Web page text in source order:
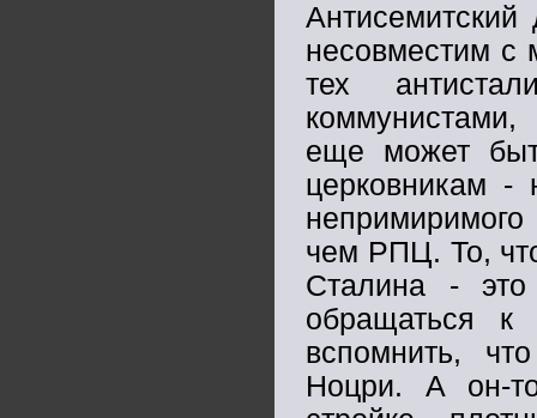
несовместим с
тех
еще может
церковникам -
непримиримого
чем РПЦ. То,
Сталина -
обращаться к
вспомнить,
Ноцри. А он-